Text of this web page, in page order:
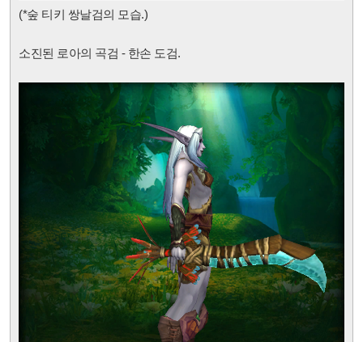
(*숲 티키 쌍날검의 모습.)
소진된 로아의 곡검 - 한손 도검.